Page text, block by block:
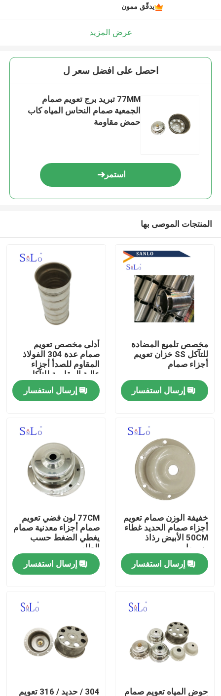
منتجات
معلومات عنا
جولة في المعمل
مراقبة الجودة
اتصل بنا
Company News
الكرة العائمة المغناطيسية
الكرة الصلب تعويم
يدقّق ممون
عرض المزيد
احصل على افضل سعر ل
77MM تبريد برج تعويم صمام
الجمعية صمام النحاس المياه كاب
حمض مقاومة
استمر
المنتجات الموصى بها
مخصص تلميع المضادة
للتآكل SS خزان تعويم
أجزاء صمام
إرسال استفسار
أدلى مخصص تعويم
صمام عدة 304 الفولاذ
المقاوم للصدأ أجزاء
عالية المقاومة للتآكل
إرسال استفسار
خفيفة الوزن صمام تعويم
أجزاء صمام الحديد غطاء
50CM الأبيض رذاذ
رسمها
إرسال استفسار
77CM لون فضي تعويم
صمام أجزاء معدنية صمام
يغطي الضغط حسب
الطلب
إرسال استفسار
حوض المياه تعويم صمام 304 / حديد / 316 تعويم